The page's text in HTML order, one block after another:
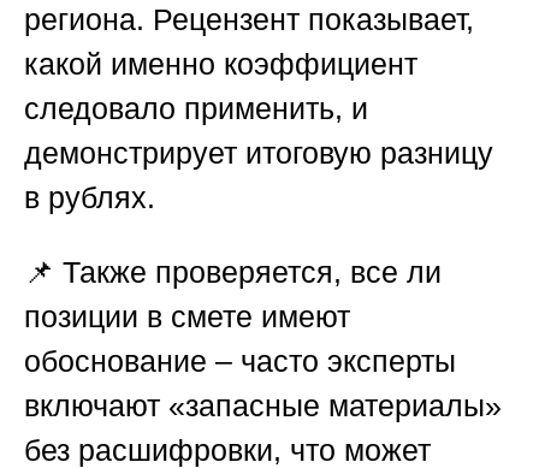
региона. Рецензент показывает,
какой именно коэффициент
следовало применить, и
демонстрирует итоговую разницу
в рублях.
📌 Также проверяется, все ли
позиции в смете имеют
обоснование – часто эксперты
включают «запасные материалы»
без расшифровки, что может